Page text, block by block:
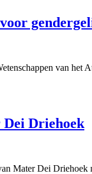
van
Driehoek
Mater Dei Driehoek